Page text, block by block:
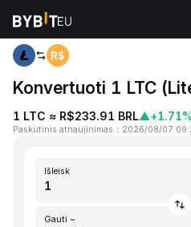
Pagrindinis
Konvertuoti 1 LTC
1 LTC ≈ R$233.91 BRL▲
Paskutinis atnaujinimas ： 2026/08/07
Išleisk
Gauti ~